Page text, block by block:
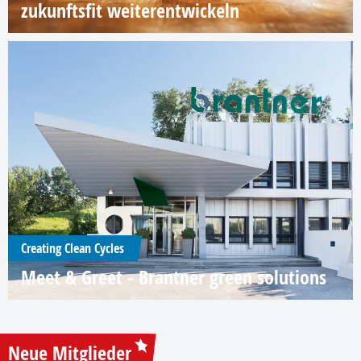
zukunftsfit weiterentwickeln
Creating Clean Cycles
Meet & Greet - Brantner green solutions
Neue Mitglieder